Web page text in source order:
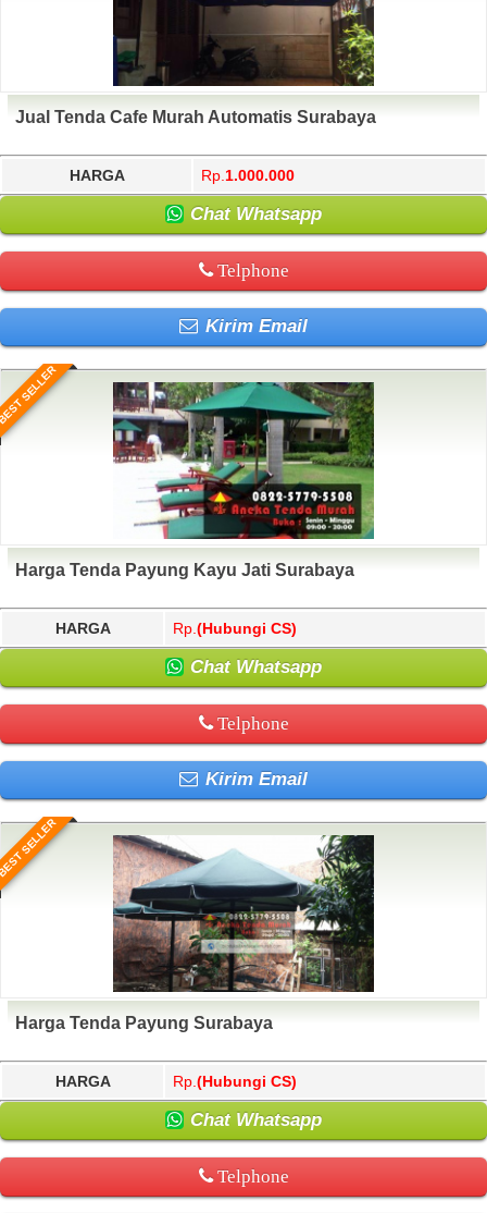
Jual Tenda Cafe Murah Automatis Surabaya
HARGA Rp. 1.000.000
Chat Whatsapp
Telphone
Kirim Email
SELLER
Harga Tenda Payung Kayu Jati Surabaya
HARGA Rp. (Hubungi CS)
Chat Whatsapp
Telphone
Kirim Email
SELLER
Harga Tenda Payung Surabaya
HARGA Rp. (Hubungi CS)
Chat Whatsapp
Telphone